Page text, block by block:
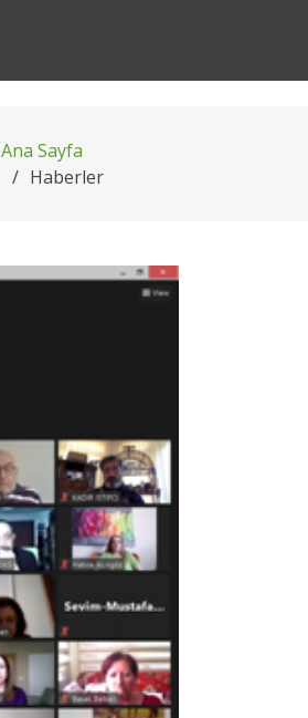
Ana Sayfa
Haberler